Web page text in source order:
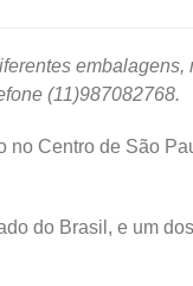
(11)987082768.
Centro de São
do Brasil, e um